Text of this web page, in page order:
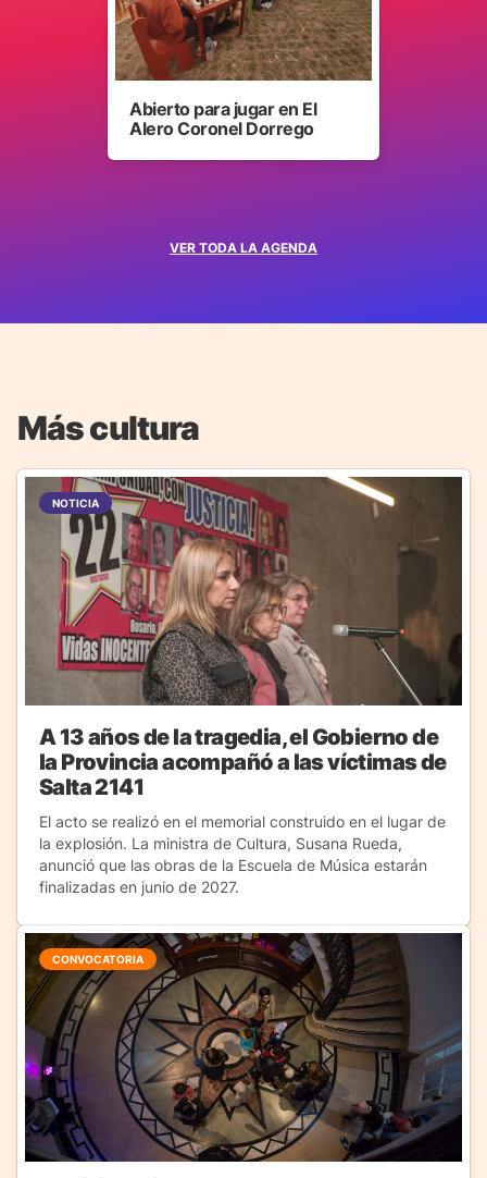
VER TODA LA AGENDA
Abierto para jugar en El
Alero Coronel Dorrego
Más cultura
NOTICIA
A 13 años de la tragedia, el Gobierno de
la Provincia acompañó a las víctimas de
Salta 2141
El acto se realizó en el memorial construido en el lugar de
la explosión. La ministra de Cultura, Susana Rueda,
anunció que las obras de la Escuela de Música estarán
finalizadas en junio de 2027.
CONVOCATORIA